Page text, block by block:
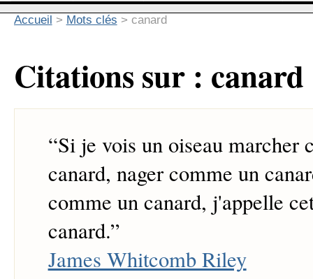
Accueil > Mots clés > canard
Citations sur : canard
“Si je vois un oiseau marcher
canard, nager comme un
comme un canard, j'appelle
canard.”
James Whitcomb Riley